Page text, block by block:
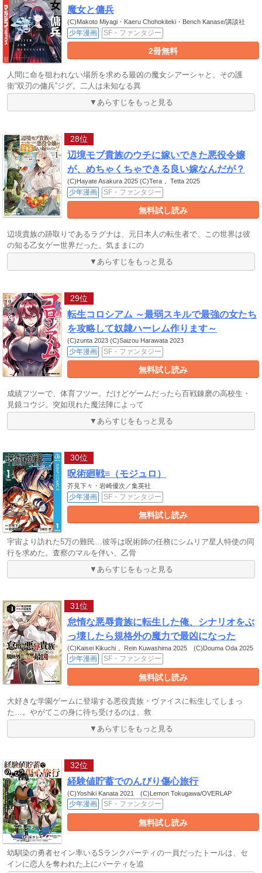
魔女と傭兵
(C)Makoto Miyagi・Kaeru Chohokiteki・Bench Kanase/講談社
少年漫画 SF・ファンタジー
2冊無料
人間に命を狙われない場所を求める最凶の魔女シアーシャと、その護
衛“双刃の傭兵”ジグ。二人は未知なる異
▼あらすじをもっと見る
28位
辺境モブ貴族のウチに嫁いできた悪役令嬢
が、めちゃくちゃできる良い嫁なんだが？
(C)Hayate Asakura 2025 (C)Tera， Tetta 2025
少年漫画 SF・ファンタジー
無料試し読み
辺境貴族の跡取りであるラグナは、元日本人の転生者で、この世界は彼
の知る乙女ゲー世界だった。気ままにの
▼あらすじをもっと見る
29位
転生コロシアム ～最弱スキルで最強の女たち
を攻略して奴隷ハーレム作ります～
(C)zunta 2023 (C)Saizou Harawata 2023
少年漫画 SF・ファンタジー
無料試し読み
成績フツーで、体育フツー。だけどゲームだったら百戦錬磨の高校生・
見鏡コウジ。突如現れた魔法陣によって
▼あらすじをもっと見る
30位
呪術廻戦≡（モジュロ）
芥見下々・岩崎優次／集英社
少年漫画 SF・ファンタジー
無料試し読み
宇宙より訪れた5万の難民…彼等は呪術師の任務にシムリア星人特使の同
行を求めた。査察のマルを伴い、乙骨
▼あらすじをもっと見る
31位
怠惰な悪辱貴族に転生した俺、シナリオをぶ
っ壊したら規格外の魔力で最凶になった
(C)Kaisei Kikuchi， Rein Kuwashima 2025 (C)Douma Oda 2025
少年漫画 SF・ファンタジー
無料試し読み
大好きな学園ゲームに登場する悪役貴族・ヴァイスに転生してしまっ
た…。やがてこの身に待ち受けるのは、救
▼あらすじをもっと見る
32位
経験値貯蓄でのんびり傷心旅行
(C)Yoshiki Kanata 2021 (C)Lemon Tokugawa/OVERLAP
少年漫画 SF・ファンタジー
無料試し読み
幼馴染の勇者セイン率いるSランクパーティの一員だったトールは、セ
インに恋人を奪われた上にパーティを追